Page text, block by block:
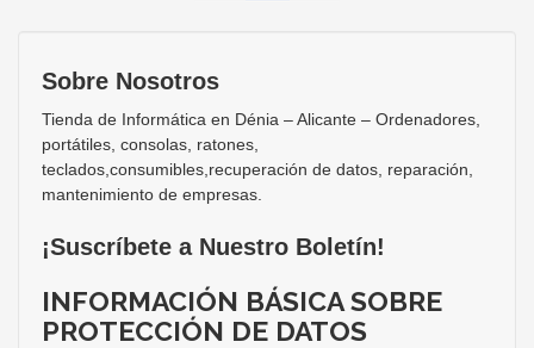
Sobre Nosotros
Tienda de Informática en Dénia – Alicante – Ordenadores,
portátiles, consolas, ratones,
teclados,consumibles,recuperación de datos, reparación,
mantenimiento de empresas.
¡Suscríbete a Nuestro Boletín!
INFORMACIÓN BÁSICA SOBRE
PROTECCIÓN DE DATOS